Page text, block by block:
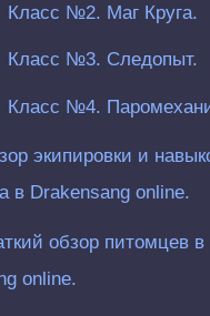
Класс №2. Маг Круга.
Класс №3. Следопыт.
Класс №4.
экипировки и
в Drakensang online.
обзор питомцев в
online.